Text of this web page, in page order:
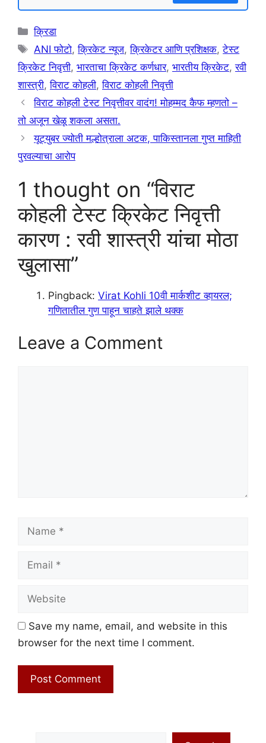
Categories
क्रिडा
Tags
ANI फोटो,क्रिकेट न्यूज,क्रिकेटर आणि प्रशिक्षक,टेस्ट
क्रिकेट निवृत्ती, भारताचा क्रिकेट कर्णधार, भारतीय क्रिकेट,रवी
शास्त्री,विराट कोहली,विराट कोहली निवृत्ती
विराट कोहली टेस्ट निवृत्तीवर वादंग! मोहम्मद कैफ म्हणतो –
तो अजून खेळू शकला असता.
यूट्युबर ज्योती मल्होत्राला अटक, पाकिस्तानला गुप्त माहिती
पुरवल्याचा आरोप
1 thought on “विराट
कोहली टेस्ट क्रिकेट निवृत्ती
कारण : रवी शास्त्री यांचा मोठा
खुलासा”
Pingback: Virat Kohli 10वी मार्कशीट व्हायरल;
गणितातील गुण पाहून चाहते झाले थक्क
Leave a Comment
Save my name, email, and website in this
browser for the next time I comment.